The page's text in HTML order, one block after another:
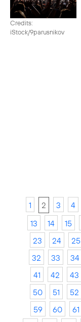
Credits:
iStock/9parusnikov
1 2 3 4
13
14 15
23
24 25
32
33 34
41
42 43
50
51 52
59
60 61